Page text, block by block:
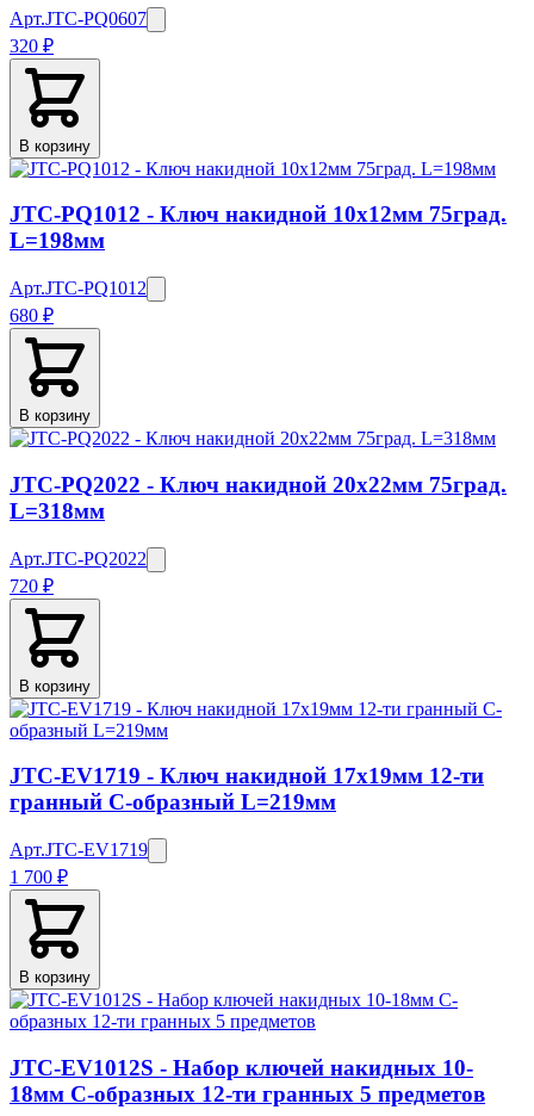
Арт.JTC-PQ0607
320 ₽
В корзину
JTC-PQ1012 - Ключ накидной 10х12мм 75град.
L=198мм
Арт.JTC-PQ1012
680 ₽
В корзину
JTC-PQ2022 - Ключ накидной 20х22мм 75град.
L=318мм
Арт.JTC-PQ2022
720 ₽
В корзину
JTC-EV1719 - Ключ накидной 17х19мм 12-ти
гранный С-образный L=219мм
Арт.JTC-EV1719
1 700 ₽
В корзину
JTC-EV1012S - Набор ключей накидных 10-
18мм С-образных 12-ти гранных 5 предметов